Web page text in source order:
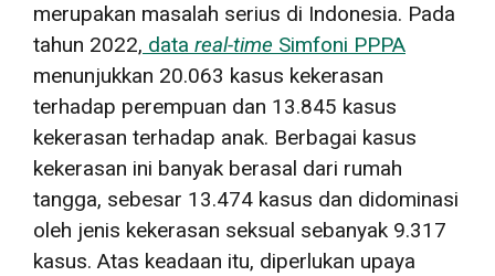
merupakan masalah serius di Indonesia. Pada
tahun 2022, data real-time Simfoni PPPA
menunjukkan 20.063 kasus kekerasan
terhadap perempuan dan 13.845 kasus
kekerasan terhadap anak. Berbagai kasus
kekerasan ini banyak berasal dari rumah
tangga, sebesar 13.474 kasus dan didominasi
oleh jenis kekerasan seksual sebanyak 9.317
kasus. Atas keadaan itu, diperlukan upaya